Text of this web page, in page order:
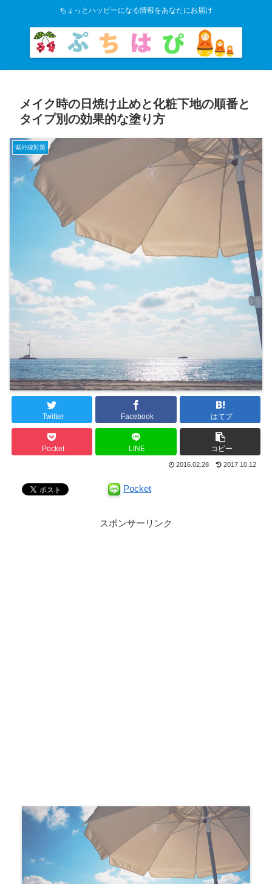
ちょっとハッピーになる情報をあなたにお届け
メイク時の日焼け止めと化粧下地の順番と
タイプ別の効果的な塗り方
紫外線対策
Twitter Facebook はてブ
Pocket LINE コピー
2016.02.28 2017.10.12
Pocket
スポンサーリンク